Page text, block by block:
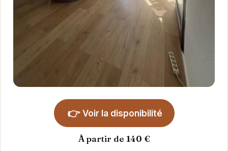
👉 Voir la disponibilité
À partir de 140 €